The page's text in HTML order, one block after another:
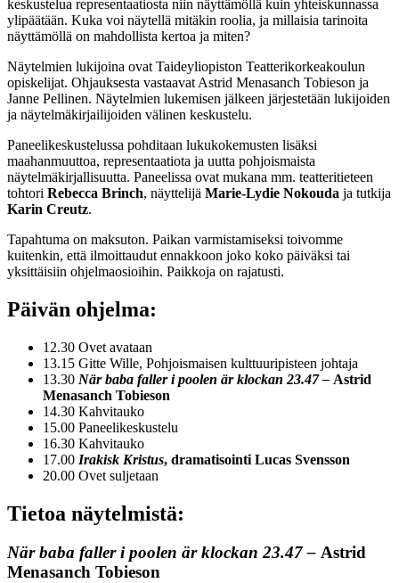
keskustelua representaatiosta niin näyttämöllä kuin yhteiskunnassa
ylipäätään. Kuka voi näytellä mitäkin roolia, ja millaisia tarinoita
näyttämöllä on mahdollista kertoa ja miten?
Näytelmien lukijoina ovat Taideyliopiston Teatterikorkeakoulun
opiskelijat. Ohjauksesta vastaavat Astrid Menasanch Tobieson ja
Janne Pellinen. Näytelmien lukemisen jälkeen järjestetään lukijoiden
ja näytelmäkirjailijoiden välinen keskustelu.
Paneelikeskustelussa pohditaan lukukokemusten lisäksi
maahanmuuttoa, representaatiota ja uutta pohjoismaista
näytelmäkirjallisuutta. Paneelissa ovat mukana mm. teatteritieteen
tohtori Rebecca Brinch, näyttelijä Marie-Lydie Nokouda ja tutkija
Karin Creutz.
Tapahtuma on maksuton. Paikan varmistamiseksi toivomme
kuitenkin, että ilmoittaudut ennakkoon joko koko päiväksi tai
yksittäisiin ohjelmaosioihin. Paikkoja on rajatusti.
Päivän ohjelma:
12.30 Ovet avataan
13.15 Gitte Wille, Pohjoismaisen kulttuuripisteen johtaja
13.30 När baba faller i poolen är klockan 23.47 – Astrid
Menasanch Tobieson
14.30 Kahvitauko
15.00 Paneelikeskustelu
16.30 Kahvitauko
17.00 Irakisk Kristus, dramatisointi Lucas Svensson
20.00 Ovet suljetaan
Tietoa näytelmistä:
När baba faller i poolen är klockan 23.47 – Astrid
Menasanch Tobieson